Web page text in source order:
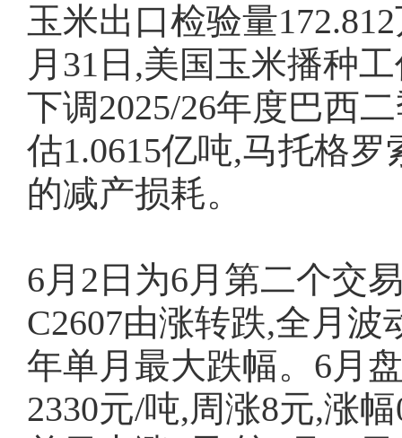
玉米出口检验量
月31日,美国玉米播种
下调2025/26年度巴西
估1.0615亿吨,马托格
的减产损耗。
6月2日为6月第二个交
C2607由涨转跌,全月波
年单月最大跌幅。6月
2330元/吨,周涨8元,涨